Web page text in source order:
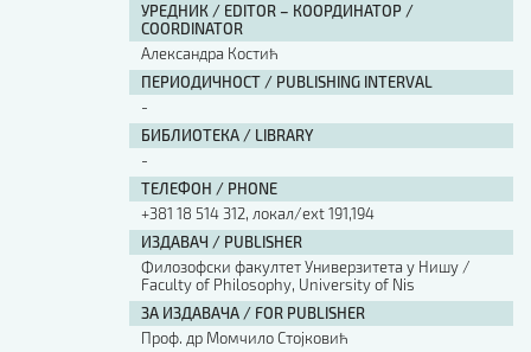
УРЕДНИК / EDITOR – КООРДИНАТОР /
COORDINATOR
Александра Костић
ПЕРИОДИЧНОСТ / PUBLISHING INTERVAL
-
БИБЛИОТЕКА / LIBRARY
-
ТЕЛЕФОН / PHONE
+381 18 514 312, локал/ext 191,194
ИЗДАВАЧ / PUBLISHER
Филозофски факултет Универзитета у Нишу /
Faculty of Philosophy, University of Nis
ЗА ИЗДАВАЧА / FOR PUBLISHER
Проф. др Момчило Стојковић